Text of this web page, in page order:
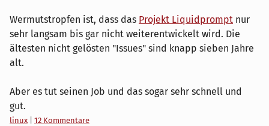
Wermutstropfen ist, dass das Projekt Liquidprompt nur
sehr langsam bis gar nicht weiterentwickelt wird. Die
ältesten nicht gelösten "Issues" sind knapp sieben Jahre
alt.
Aber es tut seinen Job und das sogar sehr schnell und
gut.
Kategorien:
linux
12 Kommentare